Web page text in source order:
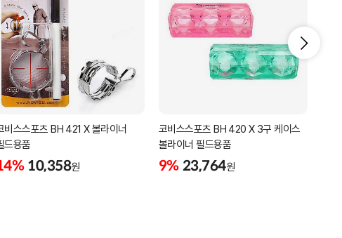
비스스포츠 BH 421 X 볼라이너
드용품
10,358원
코비스스포츠 BH 420 X 3구 케이스
볼라이너 필드용품
9% 23,764원